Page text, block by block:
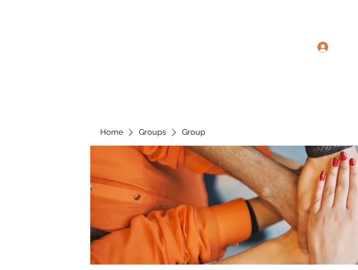
Home Groups Group